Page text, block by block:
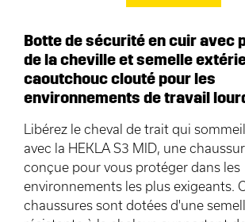
Botte de sécurité en cuir avec
de la cheville et semelle
caoutchouc clouté pour les
environnements de travail
Libérez le cheval de trait qui
avec la HEKLA S3 MID, une
conçue pour vous protéger dans les
environnements les plus exigeants.
chaussures sont dotées d'une